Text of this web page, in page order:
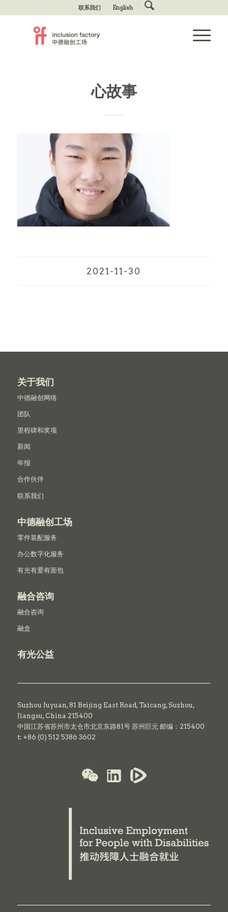
联系我们 English
心故事
2021-11-30
关于我们
中德融创网络
团队
里程碑和奖项
新闻
年报
合作伙伴
联系我们
中德融创工场
零件装配服务
办公数字化服务
有光有爱有面包
融合咨询
融合咨询
融盒
有光公益
Suzhou Juyuan, 81 Beijing East Road,Taicang,Suzhou,
Jiangsu, China 215400
中国江苏省苏州市太仓市北京东路81号 苏州巨元 邮编：215400
t: +86 (0) 512 5386 3602